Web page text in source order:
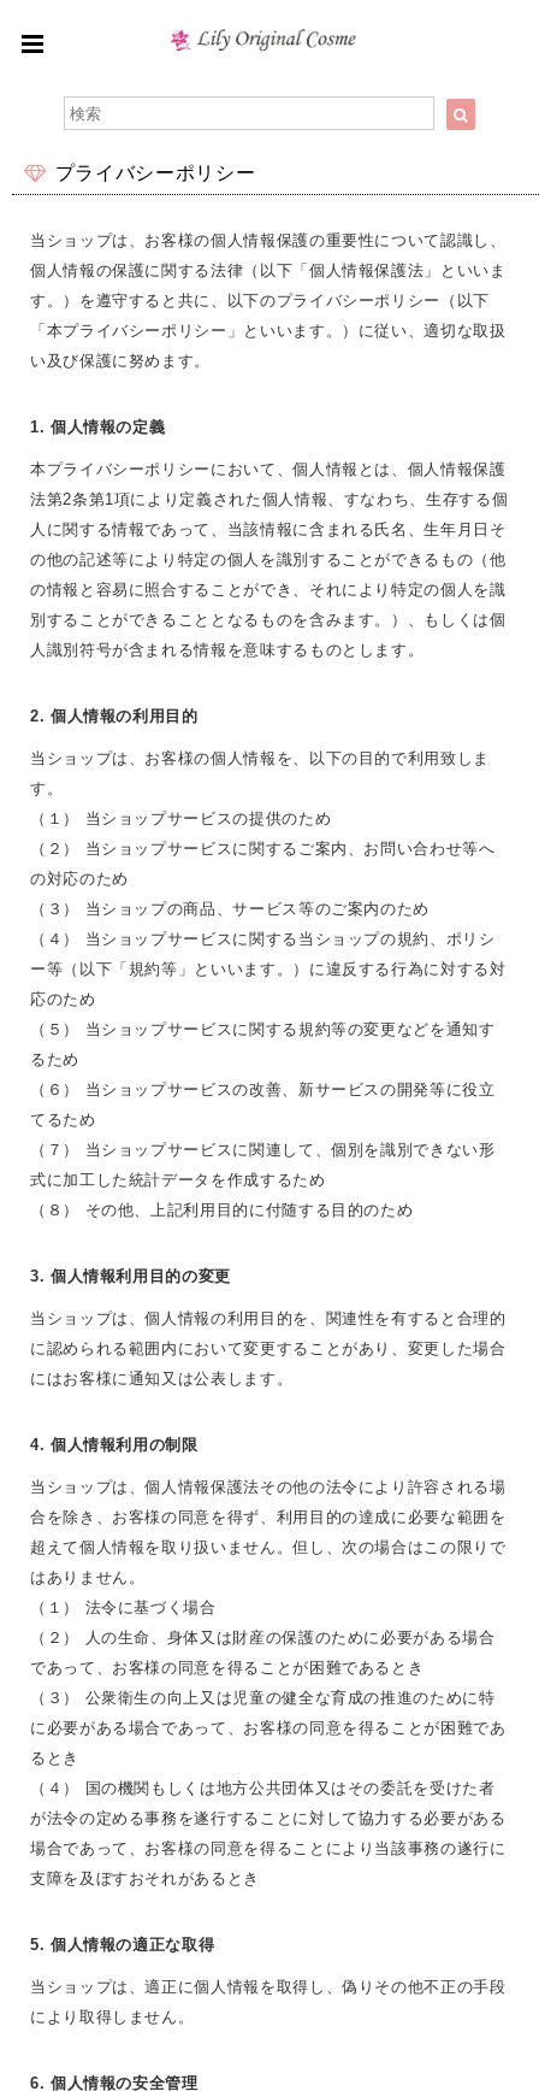
プライバシーポリシー
当ショップは、お客様の個人情報保護の重要性について認識し、
個人情報の保護に関する法律（以下「個人情報保護法」といいま
す。）を遵守すると共に、以下のプライバシーポリシー（以下
「本プライバシーポリシー」といいます。）に従い、適切な取扱
い及び保護に努めます。
1. 個人情報の定義
本プライバシーポリシーにおいて、個人情報とは、個人情報保護
法第2条第1項により定義された個人情報、すなわち、生存する個
人に関する情報であって、当該情報に含まれる氏名、生年月日そ
の他の記述等により特定の個人を識別することができるもの（他
の情報と容易に照合することができ、それにより特定の個人を識
別することができることとなるものを含みます。）、もしくは個
人識別符号が含まれる情報を意味するものとします。
2. 個人情報の利用目的
当ショップは、お客様の個人情報を、以下の目的で利用致しま
す。
（１） 当ショップサービスの提供のため
（２） 当ショップサービスに関するご案内、お問い合わせ等へ
の対応のため
（３） 当ショップの商品、サービス等のご案内のため
（４） 当ショップサービスに関する当ショップの規約、ポリシ
ー等（以下「規約等」といいます。）に違反する行為に対する対
応のため
（５） 当ショップサービスに関する規約等の変更などを通知す
るため
（６） 当ショップサービスの改善、新サービスの開発等に役立
てるため
（７） 当ショップサービスに関連して、個別を識別できない形
式に加工した統計データを作成するため
（８） その他、上記利用目的に付随する目的のため
3. 個人情報利用目的の変更
当ショップは、個人情報の利用目的を、関連性を有すると合理的
に認められる範囲内において変更することがあり、変更した場合
にはお客様に通知又は公表します。
4. 個人情報利用の制限
当ショップは、個人情報保護法その他の法令により許容される場
合を除き、お客様の同意を得ず、利用目的の達成に必要な範囲を
超えて個人情報を取り扱いません。但し、次の場合はこの限りで
はありません。
（１） 法令に基づく場合
（２） 人の生命、身体又は財産の保護のために必要がある場合
であって、お客様の同意を得ることが困難であるとき
（３） 公衆衛生の向上又は児童の健全な育成の推進のために特
に必要がある場合であって、お客様の同意を得ることが困難であ
るとき
（４） 国の機関もしくは地方公共団体又はその委託を受けた者
が法令の定める事務を遂行することに対して協力する必要がある
場合であって、お客様の同意を得ることにより当該事務の遂行に
支障を及ぼすおそれがあるとき
5. 個人情報の適正な取得
当ショップは、適正に個人情報を取得し、偽りその他不正の手段
により取得しません。
6. 個人情報の安全管理